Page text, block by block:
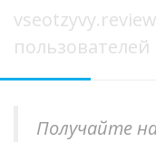
пользователей
Получайте